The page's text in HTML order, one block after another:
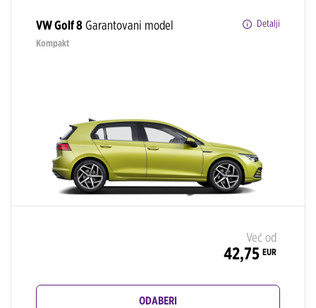
VW Golf 8Garantovani model
Detalji
Kompakt
Već od
42,75 EUR
ODABERI